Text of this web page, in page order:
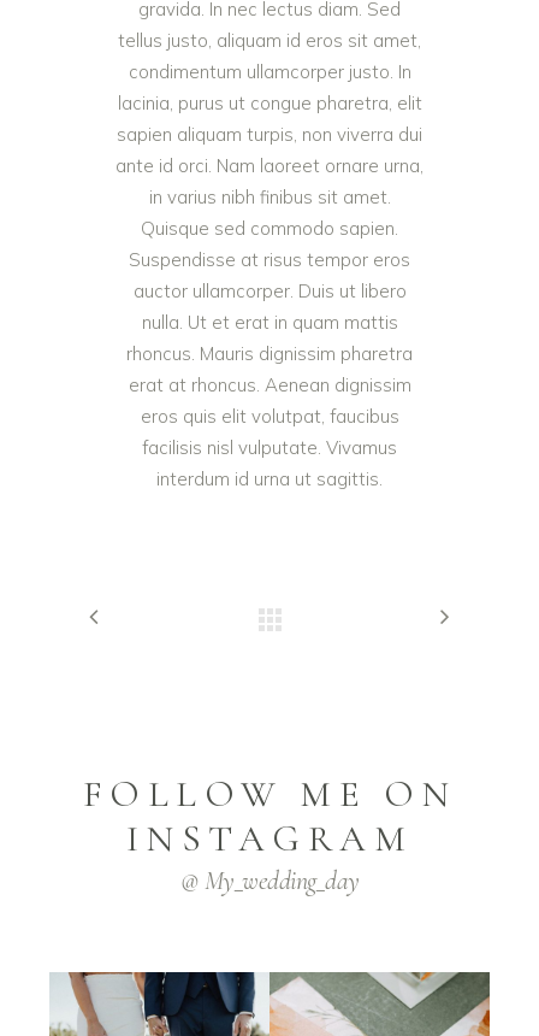
gravida. In nec lectus diam. Sed
tellus justo, aliquam id eros sit amet,
condimentum ullamcorper justo. In
lacinia, purus ut congue pharetra, elit
sapien aliquam turpis, non viverra dui
ante id orci. Nam laoreet ornare urna,
in varius nibh finibus sit amet.
Quisque sed commodo sapien.
Suspendisse at risus tempor eros
auctor ullamcorper. Duis ut libero
nulla. Ut et erat in quam mattis
rhoncus. Mauris dignissim pharetra
erat at rhoncus. Aenean dignissim
eros quis elit volutpat, faucibus
facilisis nisl vulputate. Vivamus
interdum id urna ut sagittis.
FOLLOW ME ON
INSTAGRAM
@ My_wedding_day